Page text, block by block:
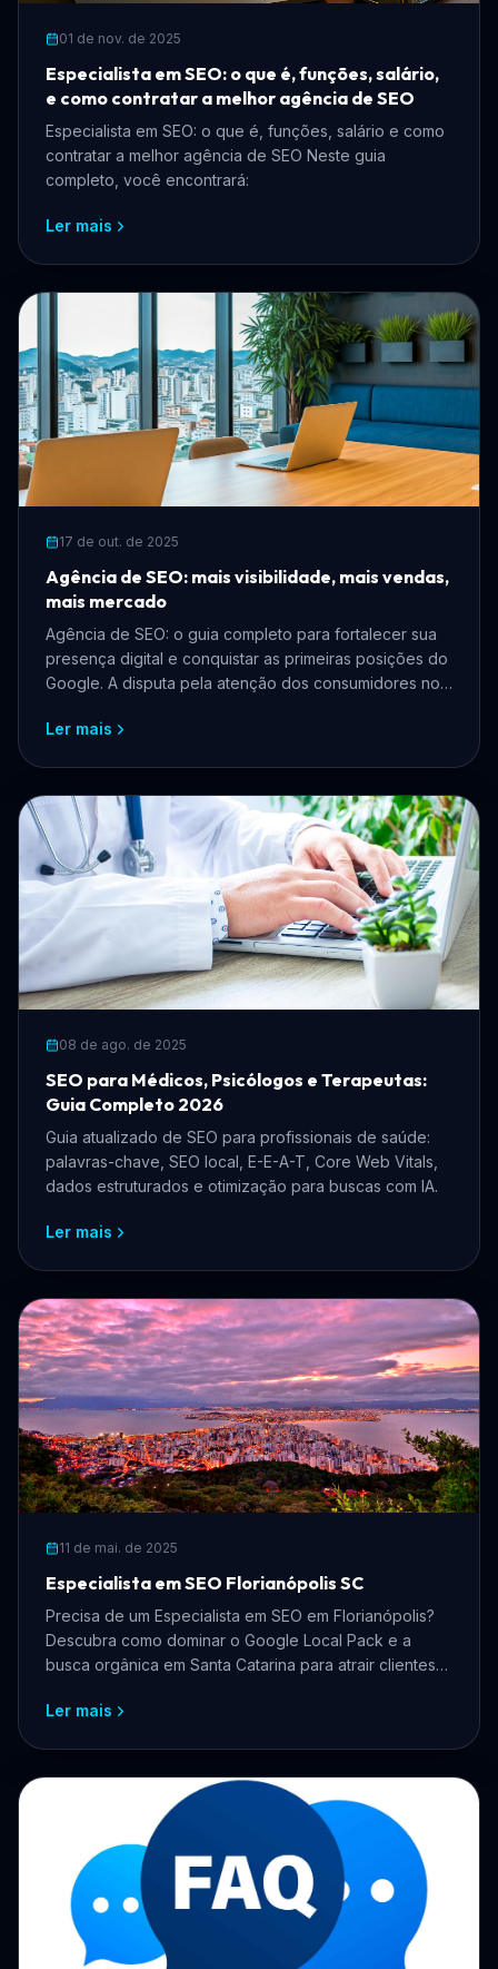
01 de nov. de 2025
Especialista em SEO: o que é, funções, salário,
e como contratar a melhor agência de SEO
Especialista em SEO: o que é, funções, salário e como
contratar a melhor agência de SEO Neste guia
completo, você encontrará:
Ler mais
17 de out. de 2025
Agência de SEO: mais visibilidade, mais vendas,
mais mercado
Agência de SEO: o guia completo para fortalecer sua
presença digital e conquistar as primeiras posições do
Google. A disputa pela atenção dos consumidores no
Ler mais
08 de ago. de 2025
SEO para Médicos, Psicólogos e Terapeutas:
Guia Completo 2026
Guia atualizado de SEO para profissionais de saúde:
palavras-chave, SEO local, E-E-A-T, Core Web Vitals,
dados estruturados e otimização para buscas com IA.
Ler mais
11 de mai. de 2025
Especialista em SEO Florianópolis SC
Precisa de um Especialista em SEO em Florianópolis?
Descubra como dominar o Google Local Pack e a
busca orgânica em Santa Catarina para atrair clientes
Ler mais